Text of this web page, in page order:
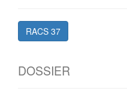
RACS 37
DOSSIER